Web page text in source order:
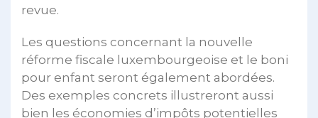
revue.
Les questions concernant la nouvelle
réforme fiscale luxembourgeoise et le boni
pour enfant seront également abordées.
Des exemples concrets illustreront aussi
bien les économies d’impôts potentielles